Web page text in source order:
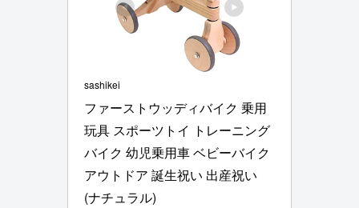
sashikei
ファーストウッディバイク 乗用
玩具 スポーツトイ トレーニング
バイク 幼児乗用車 ベビーバイク
アウトドア 誕生祝い 出産祝い
(ナチュラル)